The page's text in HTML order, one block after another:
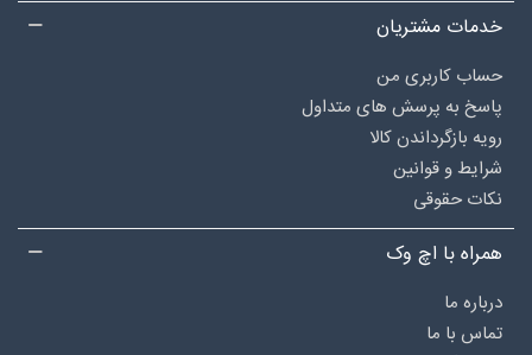
خدمات مشتریان
حساب کاربری من
پاسخ به پرسش های متداول
رویه بازگرداندن کالا
شرایط و قوانین
نکات حقوقی
همراه با اچ وک
درباره‌ ما
تماس با ما